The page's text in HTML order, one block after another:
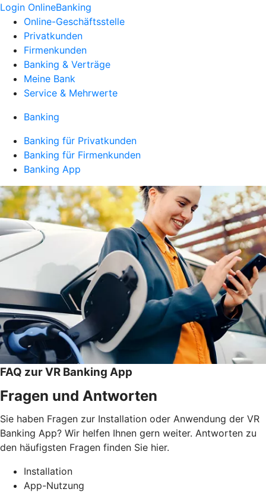
Login OnlineBanking
Online-Geschäftsstelle
Privatkunden
Firmenkunden
Banking & Verträge
Meine Bank
Service & Mehrwerte
Banking
Banking für Privatkunden
Banking für Firmenkunden
Banking App
FAQ zur VR Banking App
Fragen und Antworten
Sie haben Fragen zur Installation oder Anwendung der VR
Banking App? Wir helfen Ihnen gern weiter. Antworten zu
den häufigsten Fragen finden Sie hier.
Installation
App-Nutzung